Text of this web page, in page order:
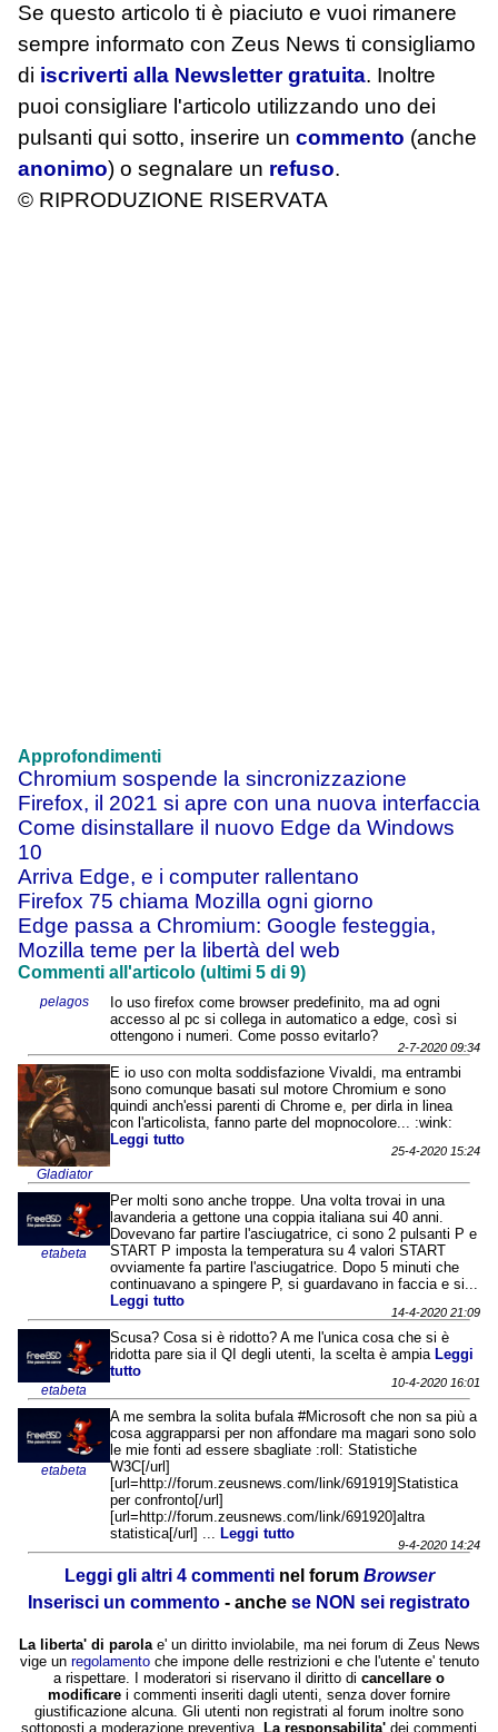
Se questo articolo ti è piaciuto e vuoi rimanere
sempre informato con Zeus News ti consigliamo
di iscriverti alla Newsletter gratuita. Inoltre
puoi consigliare l'articolo utilizzando uno dei
pulsanti qui sotto, inserire un commento (anche
anonimo) o segnalare un refuso.
© RIPRODUZIONE RISERVATA
Approfondimenti
Chromium sospende la sincronizzazione
Firefox, il 2021 si apre con una nuova interfaccia
Come disinstallare il nuovo Edge da Windows
10
Arriva Edge, e i computer rallentano
Firefox 75 chiama Mozilla ogni giorno
Edge passa a Chromium: Google festeggia,
Mozilla teme per la libertà del web
Commenti all'articolo (ultimi 5 di 9)
pelagos
Io uso firefox come browser predefinito, ma ad ogni
accesso al pc si collega in automatico a edge, così si
ottengono i numeri. Come posso evitarlo?
2-7-2020 09:34
Gladiator
E io uso con molta soddisfazione Vivaldi, ma entrambi
sono comunque basati sul motore Chromium e sono
quindi anch'essi parenti di Chrome e, per dirla in linea
con l'articolista, fanno parte del mopnocolore... :wink:
Leggi tutto
25-4-2020 15:24
etabeta
Per molti sono anche troppe. Una volta trovai in una
lavanderia a gettone una coppia italiana sui 40 anni.
Dovevano far partire l'asciugatrice, ci sono 2 pulsanti P e
START P imposta la temperatura su 4 valori START
ovviamente fa partire l'asciugatrice. Dopo 5 minuti che
continuavano a spingere P, si guardavano in faccia e si...
Leggi tutto
14-4-2020 21:09
etabeta
Scusa? Cosa si è ridotto? A me l'unica cosa che si è
ridotta pare sia il QI degli utenti, la scelta è ampiaLeggi
tutto
10-4-2020 16:01
etabeta
A me sembra la solita bufala #Microsoft che non sa più a
cosa aggrapparsi per non affondare ma magari sono solo
le mie fonti ad essere sbagliate :roll: Statistiche
W3C[/url]
[url=http://forum.zeusnews.com/link/691919]Statistica
per confronto[/url]
[url=http://forum.zeusnews.com/link/691920]altra
statistica[/url] ... Leggi tutto
9-4-2020 14:24
Leggi gli altri 4 commentinel forum Browser
Inserisci un commento - anche se NON sei registrato
La liberta' di parolae' un diritto inviolabile, ma nei forum di Zeus News
vige un regolamentoche impone delle restrizioni e che l'utente e' tenuto
a rispettare. I moderatori si riservano il diritto di cancellare o
modificare i commenti inseriti dagli utenti, senza dover fornire
giustificazione alcuna. Gli utenti non registrati al forum inoltre sono
sottoposti a moderazione preventiva.
La responsabilita' dei commenti